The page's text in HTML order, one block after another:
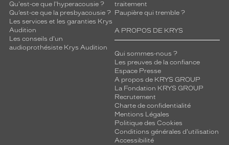
Qu'est-ce que l'hyperacousie ?
Qu’est-ce que la presbyacousie ?
Les services et les garanties Krys
Audition
Les conseils d'un
audioprothésiste Krys Audition
traitement
Paupière qui tremble ?
A PROPOS DE KRYS
Qui sommes-nous ?
Les preuves de la confiance
Espace Presse
A propos de KRYS GROUP
La Fondation KRYS GROUP
Recrutement
Charte de confidentialité
Mentions Légales
Politique des Cookies
Conditions générales d'utilisation
Accessibilité